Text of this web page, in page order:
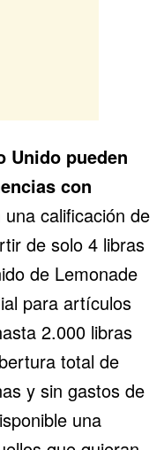
Unido pueden
con
calificación de
de solo 4 libras
de Lemonade
para artículos
2.000 libras
total de
y sin gastos de
una